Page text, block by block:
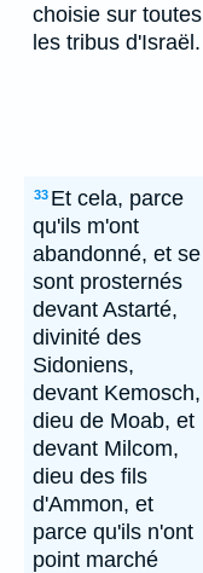
choisie sur toutes
les tribus d'Israël.
33 Et cela, parce
qu'ils m'ont
abandonné, et se
sont prosternés
devant Astarté,
divinité des
Sidoniens,
devant Kemosch,
dieu de Moab, et
devant Milcom,
dieu des fils
d'Ammon, et
parce qu'ils n'ont
point marché